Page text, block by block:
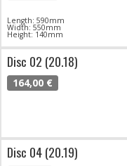
Length: 590mm
Width: 550mm
Height: 140mm
Disc 02 (20.18)
164,00 €
Disc 04 (20.19)